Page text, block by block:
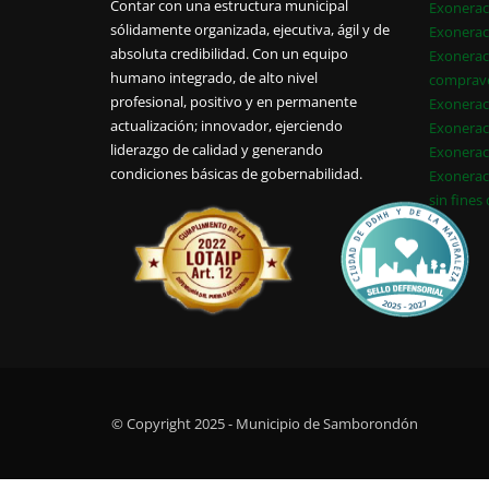
Contar con una estructura municipal
sólidamente organizada, ejecutiva, ágil y de
absoluta credibilidad. Con un equipo
humano integrado, de alto nivel
profesional, positivo y en permanente
actualización; innovador, ejerciendo
liderazgo de calidad y generando
condiciones básicas de gobernabilidad.
sin fines
© Copyright 2025 - Municipio de Samborondón